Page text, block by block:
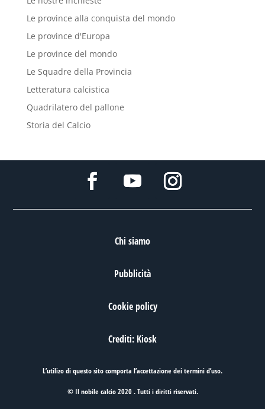
Le province alla conquista del mondo
Le province d'Europa
Le province del mondo
Le Squadre della Provincia
Letteratura calcistica
Quadrilatero del pallone
Storia del Calcio
Chi siamo
Pubblicità
Cookie policy
Crediti: Kiosk
L’utilizo di questo sito comporta l’accettazione deitermini d’uso.
© Il nobile calcio 2020 . Tutti i diritti riservati.